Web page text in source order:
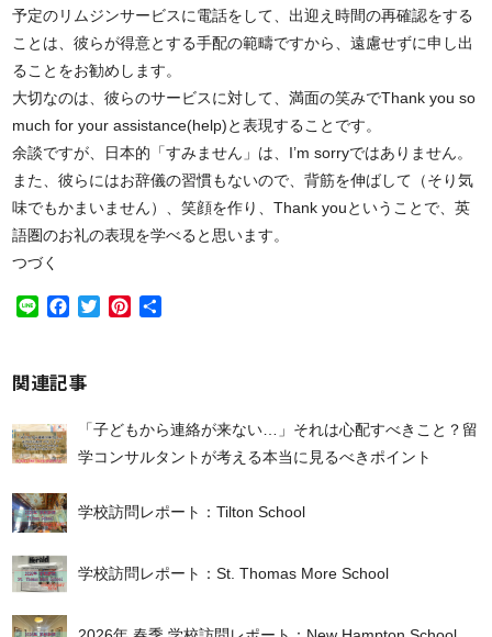
予定のリムジンサービスに電話をして、出迎え時間の再確認をする
ことは、彼らが得意とする手配の範疇ですから、遠慮せずに申し出
ることをお勧めします。
大切なのは、彼らのサービスに対して、満面の笑みでThank you so
much for your assistance(help)と表現することです。
余談ですが、日本的「すみません」は、I’m sorryではありません。
また、彼らにはお辞儀の習慣もないので、背筋を伸ばして（そり気
味でもかまいません）、笑顔を作り、Thank youということで、英
語圏のお礼の表現を学べると思います。
つづく
Line Facebook
TwitterPinterest
関連記事
「子どもから連絡が来ない…」それは心配すべきこと？留
学コンサルタントが考える本当に見るべきポイント
学校訪問レポート：Tilton School
学校訪問レポート：St. Thomas More School